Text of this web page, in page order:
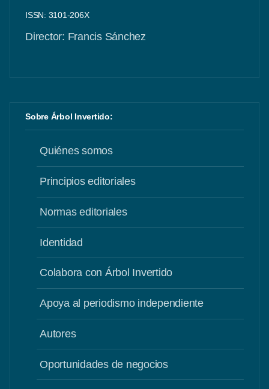
ISSN: 3101-206X
Director: Francis Sánchez
Sobre Árbol Invertido:
Quiénes somos
Principios editoriales
Normas editoriales
Identidad
Colabora con Árbol Invertido
Apoya al periodismo independiente
Autores
Oportunidades de negocios